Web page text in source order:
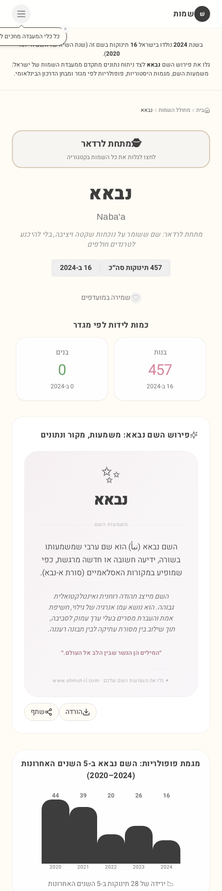
שׁ שמות
כל כלי המעבדה מחכים
בשנת2024נולדו בישראל16 תינוקות בשם זה(שנת השיא של השם הייתה
2020
).
גלו את פירוש השם נבאא לצד ניתוח נתונים מתקדם ממעבדת השמות של ישראל:
משמעות השם, מגמות היסטוריות, פופולריות לפי מגזר ומבחן הדרכון הבינלאומי.
בית מחולל השמות נבאא
🕵️מתחת לרדאר
לחצו לגלות את כל השמות בקטגוריה
נבאא
Naba'a
מתחת לרדאר: שם ששומר על נוכחות שקטה ויציבה, בלי להיכנע
לטרנדים חולפים
457תינוקות סה״כ 16ב-2024
שמירה במועדפים
כמות לידות לפי מגדר
בנות
457
16 ב-2024
בנים
0
0ב-2024
פירוש השם נבאא: משמעות, מקור ונתונים
✨
נבאא
משמעות השם
השם נבאא (نبأ) הוא שם ערבי שמשמעותו
בשורה, ידיעה חשובה או חדשה מרגשת, כפי
שמופיע במקורות האסלאמיים (סורת א-נבא).
השם מייצג תהודה רוחנית ואינטלקטואלית
גבוהה. הוא נושא עמו אנרגיה של גילוי, חשיפת
אמת והעברת מסרים בעלי ערך עמוק לסביבה,
תוך שילוב בין מסורת עתיקה לבין תבונה רעננה.
״המילים הן הגשר שבין הלב אל העולם.״
✦ גלו את משמעות השם שלכם · www.shmot-il.com
הורדה שתף
מגמת פופולריות: השם נבאא ב-5 השנים האחרונות
(2020–2024)
16
2024
26
2023
20
2022
39
2021
44
2020
📉 ירידה של 28 תינוקות ב-5 השנים האחרונות